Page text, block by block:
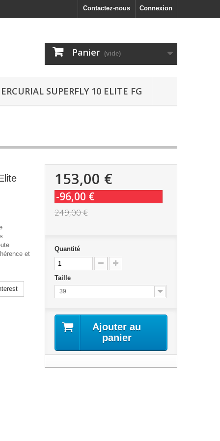
Connexion
Contactez-nous
Panier (vide)
SUPERFLY 10 ELITE FG
et
153,00 €
-96,00 €
249,00 €
Quantité
Taille
39
Ajouter au
panier